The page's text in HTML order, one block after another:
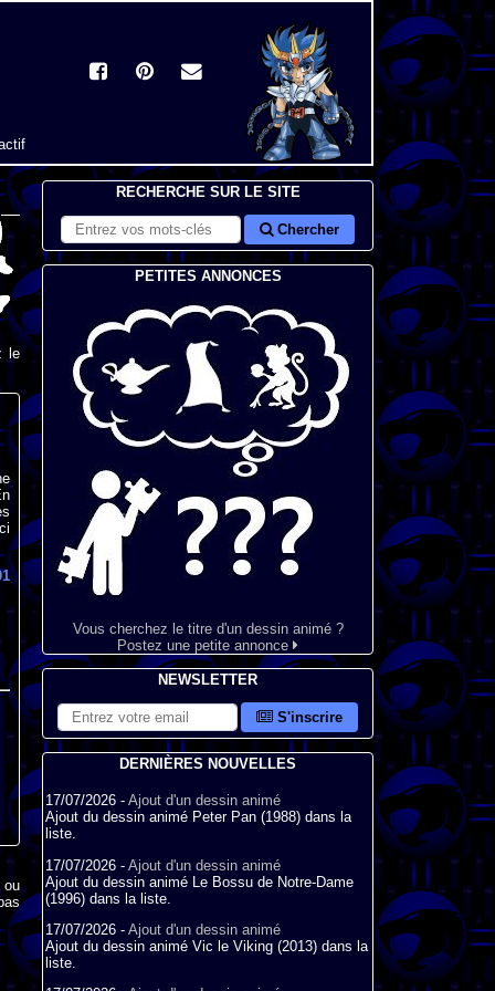
le
ou
RECHERCHE SUR LE SITE
Chercher
PETITES ANNONCES
Vous cherchez le titre d'un dessin animé ?
Postez une petite annonce
NEWSLETTER
S'inscrire
DERNIÈRES NOUVELLES
17/07/2026 - Ajout d'un dessin animé
Ajout du dessin animé Peter Pan (1988) dans la
liste.
17/07/2026 - Ajout d'un dessin animé
Ajout du dessin animé Le Bossu de Notre-Dame
(1996) dans la liste.
17/07/2026 - Ajout d'un dessin animé
Ajout du dessin animé Vic le Viking (2013) dans la
liste.